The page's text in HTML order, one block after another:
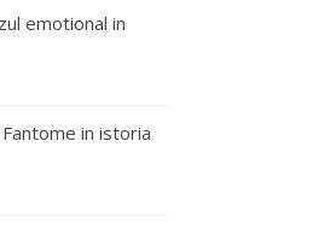
emotional in
Fantome in istoria